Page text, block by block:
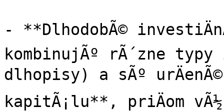
- **DlhodobÃ©
kombinujÃº rÃ´zne
dlhopisy) a sÃº
kapitÃ¡lu**, priÄom